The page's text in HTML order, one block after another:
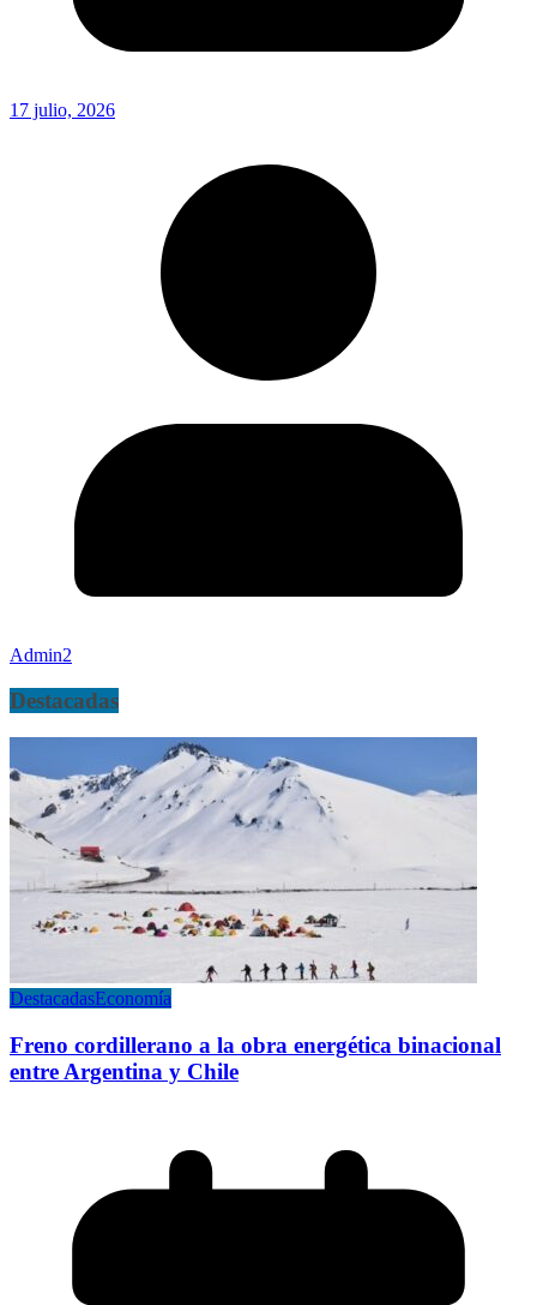
17 julio, 2026
Admin2
Destacadas
DestacadasEconomía
Freno cordillerano a la obra energética binacional
entre Argentina y Chile